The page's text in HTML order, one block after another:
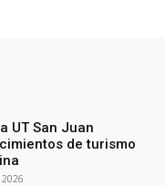
UT San Juan
de turismo
2026